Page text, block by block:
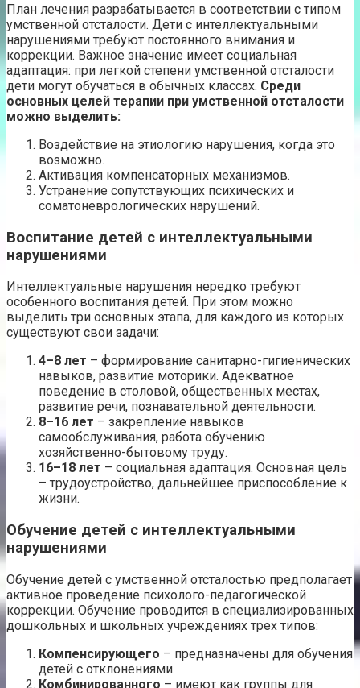
План лечения разрабатывается в соответствии с типом
умственной отсталости. Дети с интеллектуальными
нарушениями требуют постоянного внимания и
коррекции. Важное значение имеет социальная
адаптация: при легкой степени умственной отсталости
дети могут обучаться в обычных классах. Среди
основных целей терапии при умственной отсталости
можно выделить:
Воздействие на этиологию нарушения, когда это
возможно.
Активация компенсаторных механизмов.
Устранение сопутствующих психических и
соматоневрологических нарушений.
Воспитание детей с интеллектуальными
нарушениями
Интеллектуальные нарушения нередко требуют
особенного воспитания детей. При этом можно
выделить три основных этапа, для каждого из которых
существуют свои задачи:
4–8 лет – формирование санитарно-гигиенических
навыков, развитие моторики. Адекватное
поведение в столовой, общественных местах,
развитие речи, познавательной деятельности.
8–16 лет – закрепление навыков
самообслуживания, работа обучению
хозяйственно-бытовому труду.
16–18 лет – социальная адаптация. Основная цель
– трудоустройство, дальнейшее приспособление к
жизни.
Обучение детей с интеллектуальными
нарушениями
Обучение детей с умственной отсталостью предполагает
активное проведение психолого-педагогической
коррекции. Обучение проводится в специализированных
дошкольных и школьных учреждениях трех типов:
Компенсирующего – предназначены для обучения
детей с отклонениями.
Комбинированного – имеют как группы для